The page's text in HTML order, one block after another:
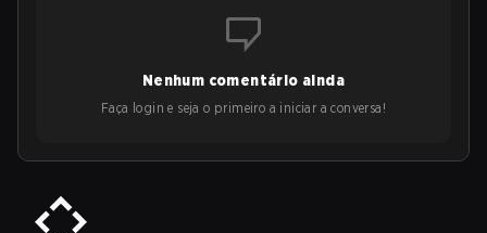
Nenhum comentário ainda
Faça login e seja o primeiro a iniciar a conversa!